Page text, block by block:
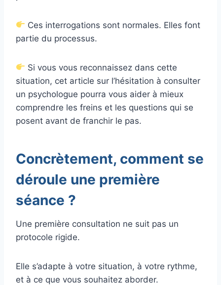
Ces interrogations sont normales. Elles font
partie du processus.
Si vous vous reconnaissez dans cette
situation, cet article sur l’hésitation à consulter
un psychologue pourra vous aider à mieux
comprendre les freins et les questions qui se
posent avant de franchir le pas.
Concrètement, comment se
déroule une première
séance ?
Une première consultation ne suit pas un
protocole rigide.
Elle s’adapte à votre situation, à votre rythme,
et à ce que vous souhaitez aborder.